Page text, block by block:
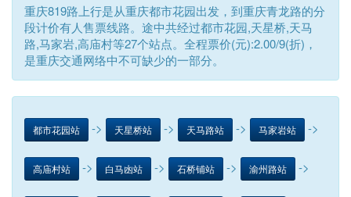
重庆819路上行是从重庆都市花园出发，到重庆青龙路的分
段计价有人售票线路。途中共经过都市花园,天星桥,天马
路,马家岩,高庙村等27个站点。全程票价(元):2.00/9(折)，
是重庆交通网络中不可缺少的一部分。
都市花园站 -> 天星桥站 -> 天马路站 -> 马家岩站 ->
高庙村站 -> 白马凼站 -> 石桥铺站 -> 渝州路站 ->